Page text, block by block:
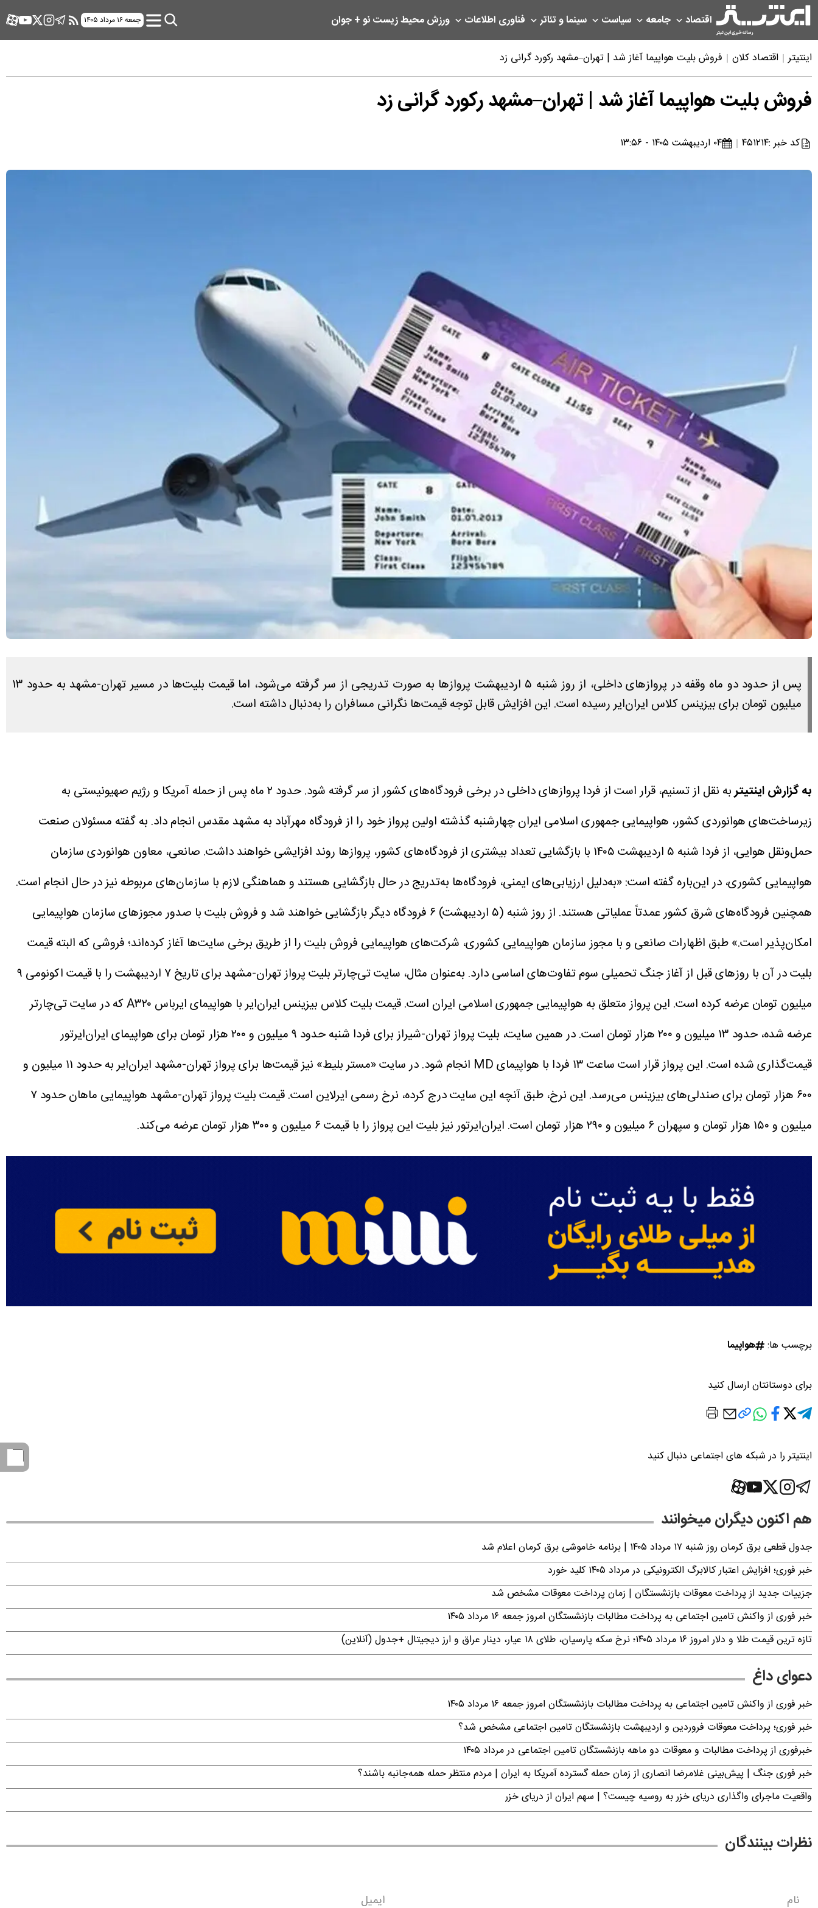
اقتصاد جامعه سیاست سینما و تئاتر فناوری اطلاعات ورزشمحیط زیستنو + جوان جمعه ۱۶ مرداد ۱۴۰۵
اینتیتر اقتصاد کلان فروش بلیت هواپیما آغاز شد | تهران–مشهد رکورد گرانی زد
فروش بلیت هواپیما آغاز شد | تهران–مشهد رکورد گرانی زد
کد خبر :۴۵۱۲۱۴ ۰۴ اردیبهشت ۱۴۰۵ - ۱۳:۵۶
پس از حدود دو ماه وقفه در پرواز‌های داخلی، از روز شنبه ۵ اردیبهشت پرواز‌ها به صورت تدریجی از سر گرفته می‌شود، اما قیمت بلیت‌ها در مسیر تهران-مشهد به حدود ۱۳
میلیون تومان برای بیزینس کلاس ایران‌ایر رسیده است. این افزایش قابل توجه قیمت‌ها نگرانی مسافران را به‌دنبال داشته است.
به گزارش اینتیتر
به نقل از تسنیم، قرار است از فردا پرواز‌های داخلی در برخی فرودگاه‌های کشور از سر گرفته شود. حدود ۲ ماه پس از حمله آمریکا و رژیم صهیونیستی به
زیرساخت‌های هوانوردی کشور، هواپیمایی جمهوری اسلامی ایران چهارشنبه گذشته اولین پرواز خود را از فرودگاه مهرآباد به مشهد مقدس انجام داد. به گفته مسئولان صنعت
حمل‌ونقل هوایی، از فردا شنبه ۵ اردیبهشت ۱۴۰۵ با بازگشایی تعداد بیشتری از فرودگاه‌های کشور، پرواز‌ها روند افزایشی خواهند داشت.
صانعی، معاون هوانوردی سازمان
هواپیمایی کشوری، در این‌باره گفته است: «به‌دلیل ارزیابی‌های ایمنی، فرودگاه‌ها به‌تدریج در حال بازگشایی هستند و هماهنگی لازم با سازمان‌های مربوطه نیز در حال انجام است.
همچنین فرودگاه‌های شرق کشور عمدتاً عملیاتی هستند. از روز شنبه (۵ اردیبهشت) ۶ فرودگاه دیگر بازگشایی خواهند شد و فروش بلیت با صدور مجوز‌های سازمان هواپیمایی
امکان‌پذیر است.»طبق اظهارات صانعی و با مجوز سازمان هواپیمایی کشوری، شرکت‌های هواپیمایی فروش بلیت را از طریق برخی سایت‌ها آغاز کرده‌اند؛ فروشی که البته قیمت
بلیت در آن با روز‌های قبل از آغاز جنگ تحمیلی سوم تفاوت‌های اساسی دارد.
به‌عنوان مثال، سایت تی‌چارتر بلیت پرواز تهران-مشهد برای تاریخ ۷ اردیبهشت را با قیمت اکونومی ۹
میلیون تومان عرضه کرده است. این پرواز متعلق به هواپیمایی جمهوری اسلامی ایران است.
قیمت بلیت کلاس بیزینس ایران‌ایر با هواپیمای ایرباس A۳۲۰ که در سایت تی‌چارتر
عرضه شده، حدود ۱۳ میلیون و ۲۰۰ هزار تومان است.
در همین سایت، بلیت پرواز تهران-شیراز برای فردا شنبه حدود ۹ میلیون و ۲۰۰ هزار تومان برای هواپیمای ایران‌ایرتور
قیمت‌گذاری شده است. این پرواز قرار است ساعت ۱۳ فردا با هواپیمای MD انجام شود.
در سایت «مستر بلیط» نیز قیمت‌ها برای پرواز تهران-مشهد ایران‌ایر به حدود ۱۱ میلیون و
۶۰۰ هزار تومان برای صندلی‌های بیزینس می‌رسد. این نرخ، طبق آنچه این سایت درج کرده، نرخ رسمی ایرلاین است.
قیمت بلیت پرواز تهران-مشهد هواپیمایی ماهان حدود ۷
میلیون و ۱۵۰ هزار تومان و سپهران ۶ میلیون و ۲۹۰ هزار تومان است. ایران‌ایرتور نیز بلیت این پرواز را با قیمت ۶ میلیون و ۳۰۰ هزار تومان عرضه می‌کند.
برچسب ها: هواپیما
برای دوستانتان ارسال کنید
اینتیتر را در شبکه های اجتماعی دنبال کنید
هم اکنون دیگران میخوانند
جدول قطعی برق کرمان روز شنبه ۱۷ مرداد ۱۴۰۵ | برنامه خاموشی برق کرمان اعلام شد
خبر فوری؛ افزایش اعتبار کالابرگ الکترونیکی در مرداد ۱۴۰۵ کلید خورد
جزییات جدید از پرداخت معوقات بازنشستگان | زمان پرداخت معوقات مشخص شد
خبر فوری از واکنش تامین اجتماعی به پرداخت مطالبات بازنشستگان امروز جمعه ۱۶ مرداد ۱۴۰۵
تازه ترین قیمت طلا و دلار امروز ۱۶ مرداد ۱۴۰۵؛ نرخ سکه پارسیان، طلای ۱۸ عیار، دینار عراق و ارز دیجیتال +جدول (آنلاین)
دعوای داغ
خبر فوری از واکنش تامین اجتماعی به پرداخت مطالبات بازنشستگان امروز جمعه ۱۶ مرداد ۱۴۰۵
خبر فوری؛ پرداخت معوقات فروردین و اردیبهشت بازنشستگان تامین اجتماعی مشخص شد؟
خبرفوری از پرداخت مطالبات و معوقات دو ماهه بازنشستگان تامین اجتماعی در مرداد ۱۴۰۵
خبر فوری جنگ | پیش‌بینی غلامرضا انصاری از زمان حمله گسترده آمریکا به ایران | مردم منتظر حمله همه‌جانبه باشند؟
واقعیت ماجرای واگذاری دریای خزر به روسیه چیست؟ | سهم ایران از دریای خزر
نظرات بینندگان
نام ایمیل